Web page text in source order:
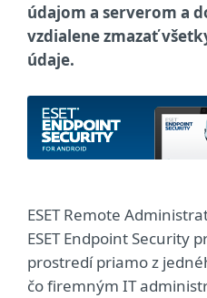
údajom a serverom a
vzdialene zmazať
údaje.
ESET Remote
ESET Endpoint Security
prostredí priamo z
čo firemným IT